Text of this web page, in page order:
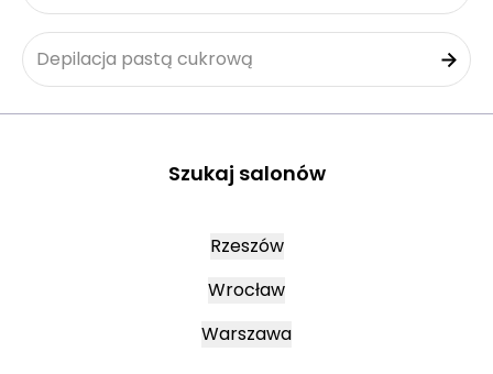
Depilacja pastą cukrową
Szukaj salonów
Rzeszów
Wrocław
Warszawa